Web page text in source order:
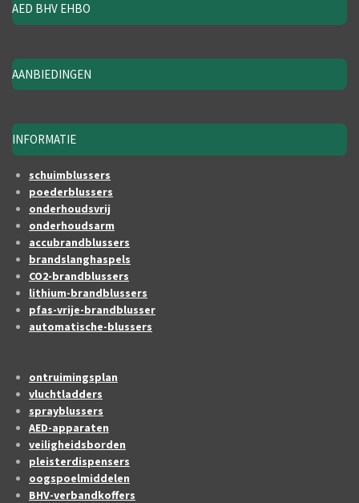
AED BHV EHBO
AANBIEDINGEN
INFORMATIE
schuimblussers
poederblussers
onderhoudsvrij
onderhoudsarm
accubrandblussers
brandslanghaspels
CO2-brandblussers
lithium-brandblussers
pfas-vrije-brandblusser
automatische-blussers
ontruimingsplan
vluchtladders
sprayblussers
AED-apparaten
veiligheidsborden
pleisterdispensers
oogspoelmiddelen
BHV-verbandkoffers